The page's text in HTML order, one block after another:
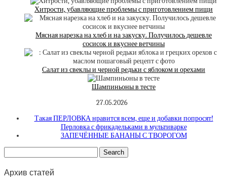
Хитрости, убавляющие проблемы с приготовлением пищи
Мясная нарезка на хлеб и на закуску. Получилось дешевле
сосисок и вкуснее ветчины
Салат из свеклы и черной редьки с яблоком и орехами
Шампиньоны в тесте
27.05.2026
Такая ПЕРЛОВКА нравится всем, еще и добавки попросят!
Перловка с фрикадельками в мультиварке
ЗАПЕЧЁННЫЕ БАНАНЫ С ТВОРОГОМ
Архив статей